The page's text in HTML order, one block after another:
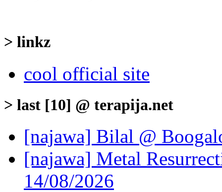
> linkz
cool official site
> last [10] @ terapija.net
[najawa] Bilal @
[najawa] Metal
14/08/2026